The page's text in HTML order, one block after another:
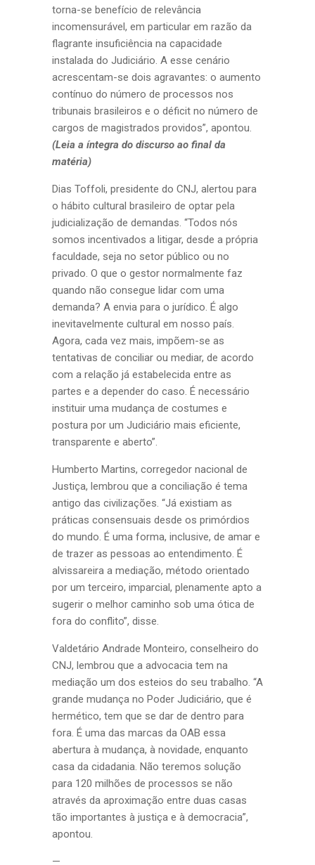
torna-se benefício de relevância
incomensurável, em particular em razão da
flagrante insuficiência na capacidade
instalada do Judiciário. A esse cenário
acrescentam-se dois agravantes: o aumento
contínuo do número de processos nos
tribunais brasileiros e o déficit no número de
cargos de magistrados providos”, apontou.
(Leia a íntegra do discurso ao final da
matéria)
Dias Toffoli, presidente do CNJ, alertou para
o hábito cultural brasileiro de optar pela
judicialização de demandas. “Todos nós
somos incentivados a litigar, desde a própria
faculdade, seja no setor público ou no
privado. O que o gestor normalmente faz
quando não consegue lidar com uma
demanda? A envia para o jurídico. É algo
inevitavelmente cultural em nosso país.
Agora, cada vez mais, impõem-se as
tentativas de conciliar ou mediar, de acordo
com a relação já estabelecida entre as
partes e a depender do caso. É necessário
instituir uma mudança de costumes e
postura por um Judiciário mais eficiente,
transparente e aberto”.
Humberto Martins, corregedor nacional de
Justiça, lembrou que a conciliação é tema
antigo das civilizações. “Já existiam as
práticas consensuais desde os primórdios
do mundo. É uma forma, inclusive, de amar e
de trazer as pessoas ao entendimento. É
alvissareira a mediação, método orientado
por um terceiro, imparcial, plenamente apto a
sugerir o melhor caminho sob uma ótica de
fora do conflito”, disse.
Valdetário Andrade Monteiro, conselheiro do
CNJ, lembrou que a advocacia tem na
mediação um dos esteios do seu trabalho. “A
grande mudança no Poder Judiciário, que é
hermético, tem que se dar de dentro para
fora. É uma das marcas da OAB essa
abertura à mudança, à novidade, enquanto
casa da cidadania. Não teremos solução
para 120 milhões de processos se não
através da aproximação entre duas casas
tão importantes à justiça e à democracia”,
apontou.
—